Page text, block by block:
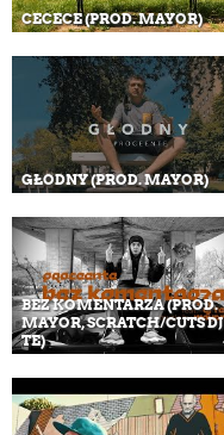
CECECE (PROD. MAYOR)
GŁODNY (PROD. MAYOR)
BEZ KOMENTARZA (PROD.
MAYOR, SCRATCH/CUTS DJ
TE)